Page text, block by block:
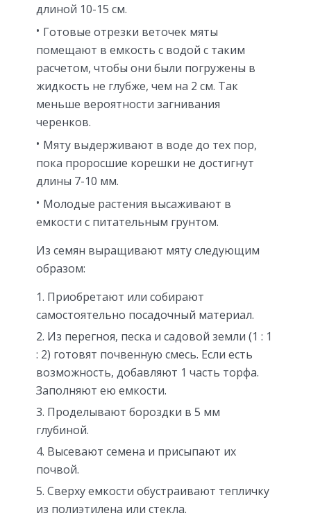
длиной 10-15 см.
Готовые отрезки веточек мяты
помещают в емкость с водой с таким
расчетом, чтобы они были погружены в
жидкость не глубже, чем на 2 см. Так
меньше вероятности загнивания
черенков.
Мяту выдерживают в воде до тех пор,
пока проросшие корешки не достигнут
длины 7-10 мм.
Молодые растения высаживают в
емкости с питательным грунтом.
Из семян выращивают мяту следующим
образом:
Приобретают или собирают
самостоятельно посадочный материал.
Из перегноя, песка и садовой земли (1 : 1
: 2) готовят почвенную смесь. Если есть
возможность, добавляют 1 часть торфа.
Заполняют ею емкости.
Проделывают бороздки в 5 мм
глубиной.
Высевают семена и присыпают их
почвой.
Сверху емкости обустраивают тепличку
из полиэтилена или стекла.